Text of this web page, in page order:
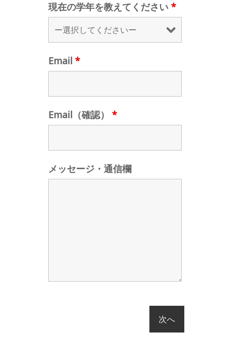
現在の学年を教えてください *
Email *
Email（確認） *
メッセージ・通信欄